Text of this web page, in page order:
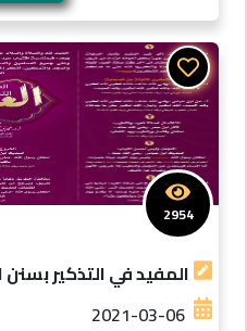
المفيد في التذكير بسنن
2021-03-06
2954